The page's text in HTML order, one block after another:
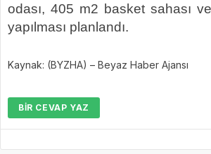
odası, 405 m2 basket sahası
yapılması planlandı.
Kaynak: (BYZHA) – Beyaz Haber Ajansı
BIR CEVAP YAZ